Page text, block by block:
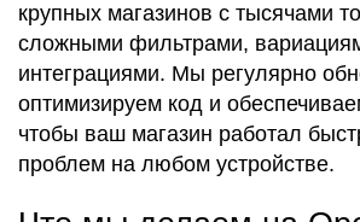
крупных магазинов с тысячами
сложными фильтрами,
интеграциями. Мы регулярно
оптимизируем код и
чтобы ваш магазин работал
проблем на любом устройстве.